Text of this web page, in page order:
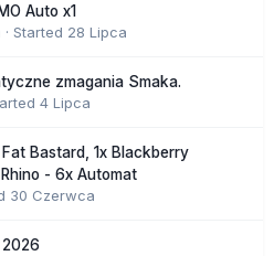
Auto x1
· Started 28 Lipca
zmagania Smaka.
4 Lipca
Bastard, 1x Blackberry
- 6x Automat
30 Czerwca
2026